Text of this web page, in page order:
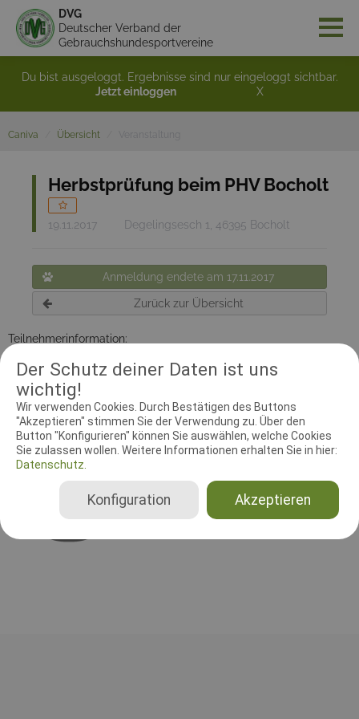
Der Schutz deiner Daten ist uns
wichtig!
Wir verwenden Cookies. Durch Bestätigen des Buttons
"Akzeptieren" stimmen Sie der Verwendung zu. Über den
Button "Konfigurieren" können Sie auswählen, welche Cookies
Sie zulassen wollen. Weitere Informationen erhalten Sie in hier:
Datenschutz.
Akzeptieren
Konfiguration
DVG
Deutscher Verband der
Gebrauchshundesportvereine
Du bist ausgeloggt. Ergebnisse sind nur eingeloggt sichtbar.
Jetzt einloggen
X
Caniva Übersicht
Herbstprüfung beim PHV Bocholt
19.11.2017 Degelingsesch 1, 46395 Bocholt
Anmeldung endete am 17.11.2017
Zurück zur Übersicht
Teilnehmerinformation:
Platzanlage in Bocholt, Degelingsesch 1.
RICHTER UND HELFER
Bernd Sander
Deutschland